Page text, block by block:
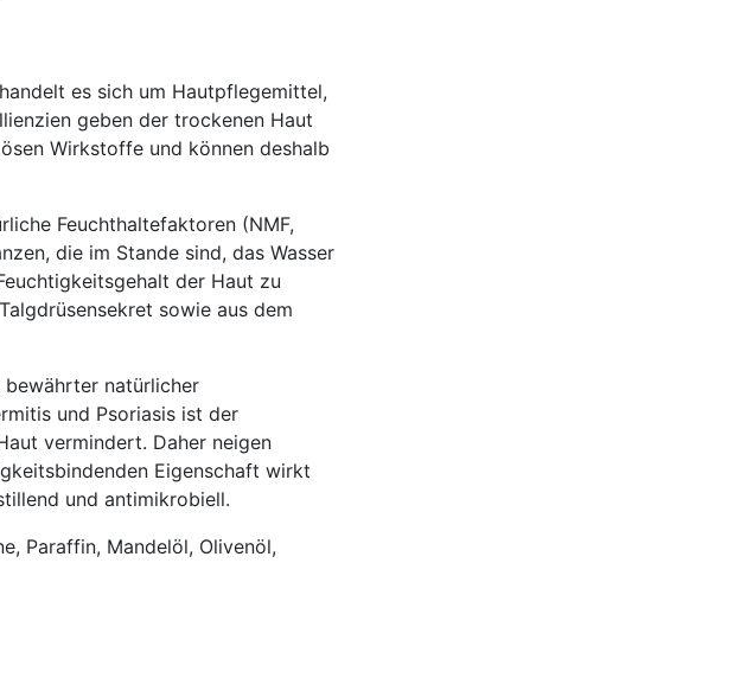
es sich um Hautpflegemittel,
geben der trockenen Haut
Wirkstoffe und können deshalb
Feuchthaltefaktoren (NMF,
die im Stande sind, das Wasser
der Haut zu
sowie aus dem
natürlicher
und Psoriasis ist der
vermindert. Daher neigen
Eigenschaft wirkt
und antimikrobiell.
Paraffin, Mandelöl, Olivenöl,